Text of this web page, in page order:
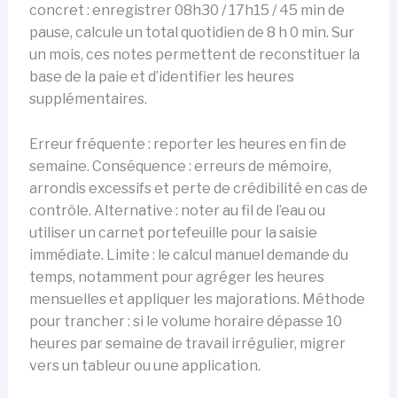
concret : enregistrer 08h30 / 17h15 / 45 min de
pause, calcule un total quotidien de 8 h 0 min. Sur
un mois, ces notes permettent de reconstituer la
base de la paie et d’identifier les heures
supplémentaires.
Erreur fréquente : reporter les heures en fin de
semaine. Conséquence : erreurs de mémoire,
arrondis excessifs et perte de crédibilité en cas de
contrôle. Alternative : noter au fil de l’eau ou
utiliser un carnet portefeuille pour la saisie
immédiate. Limite : le calcul manuel demande du
temps, notamment pour agréger les heures
mensuelles et appliquer les majorations. Méthode
pour trancher : si le volume horaire dépasse 10
heures par semaine de travail irrégulier, migrer
vers un tableur ou une application.